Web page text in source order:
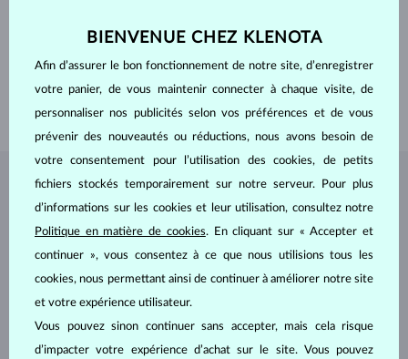
7.60 mm
1.80 g
BIJOUX DEL'ATELIER KLENOTA
BIENVENUE CHEZ KLENOTA
Afin d’assurer le bon fonctionnement de notre site, d’enregistrer
votre panier, de vous maintenir connecter à chaque visite, de
personnaliser nos publicités selon vos préférences et de vous
prévenir des nouveautés ou réductions, nous avons besoin de
votre consentement pour l’utilisation des cookies, de petits
fichiers stockés temporairement sur notre serveur. Pour plus
d’informations sur les cookies et leur utilisation, consultez notre
Politique en matière de cookies. En cliquant sur « Accepter et
continuer », vous consentez à ce que nous utilisions tous les
cookies, nous permettant ainsi de continuer à améliorer notre site
et votre expérience utilisateur.
Vous pouvez sinon continuer sans accepter, mais cela risque
d’impacter votre expérience d’achat sur le site. Vous pouvez